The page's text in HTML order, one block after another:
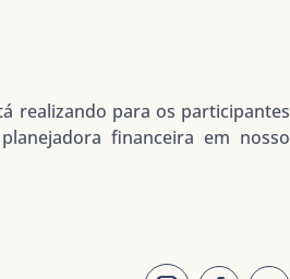
realizando para os participantes
financeira em nosso